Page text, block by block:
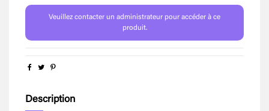
Veuillez contacter un administrateur pour accéder à ce
produit.
Description